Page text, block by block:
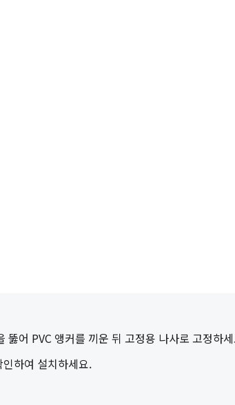
어 PVC 앵커를 끼운 뒤 고정용 나사로 고정하
하여 설치하세요.